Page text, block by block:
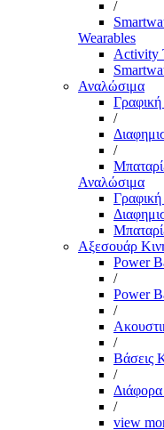
/
Wearables
Activity
Αναλώσιμα
/
/
Αναλώσιμα
Αξεσουάρ
Power
/
Power
/
/
Βάσεις
/
/
view